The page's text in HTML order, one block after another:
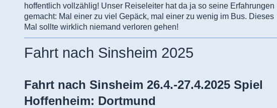
hoffentlich vollzählig! Unser Reiseleiter hat da ja so seine Erfahrungen
gemacht: Mal einer zu viel Gepäck, mal einer zu wenig im Bus. Dieses
Mal sollte wirklich niemand verloren gehen!
Fahrt nach Sinsheim 2025
Fahrt nach Sinsheim 26.4.-27.4.2025 Spiel
Hoffenheim: Dortmund